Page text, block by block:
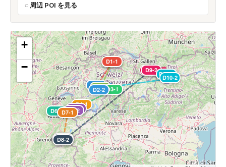
周辺 POI を見る
D1-1
D2-1
D2-2 D3-1
D4-1
D5-1
D5-2
D6-1D7-1
D7-2
D8-1
D8-2
D9-1
D9-2
D10-1
D10-2
D11-1
D12-1
+
−